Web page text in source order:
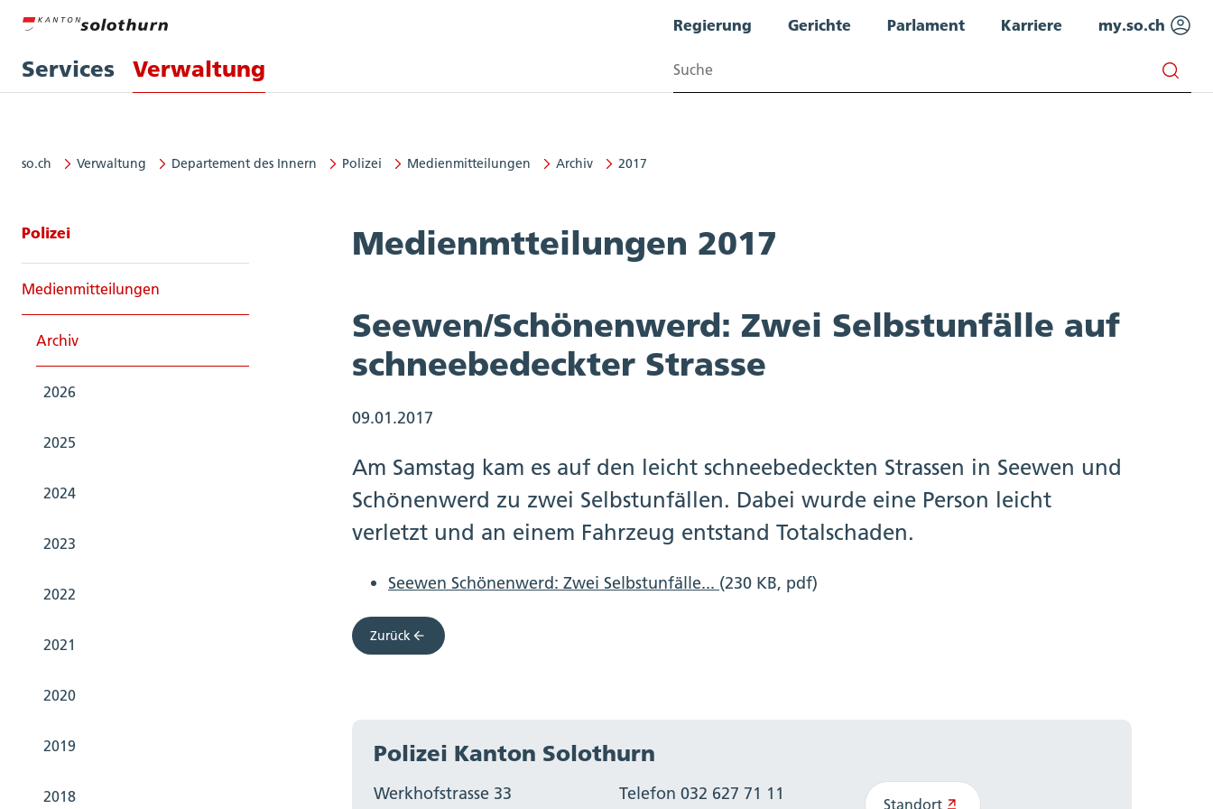
Services Verwaltung
Regierung Gerichte Parlament Karriere my.so.ch
Suchen
so.ch Verwaltung Departement des Innern Polizei Medienmitteilungen Archiv 2017
Seitennavigation: Polizei
Polizei
Medienmitteilungen
Archiv
2026
2025
2024
2023
2022
2021
2020
2019
2018
Medienmtteilungen 2017
Seewen/Schönenwerd: Zwei Selbstunfälle auf
schneebedeckter Strasse
09.01.2017
Am Samstag kam es auf den leicht schneebedeckten Strassen in Seewen und
Schönenwerd zu zwei Selbstunfällen. Dabei wurde eine Person leicht
verletzt und an einem Fahrzeug entstand Totalschaden.
Seewen Schönenwerd: Zwei Selbstunfälle... (230 KB, pdf)
Zurück
Polizei Kanton Solothurn
Werkhofstrasse 33
Telefon 032 627 71 11
Standort